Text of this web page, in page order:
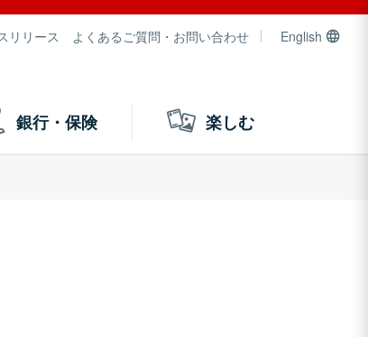
リリース よくあるご質問・お問い合わせ English
銀行・保険 楽しむ